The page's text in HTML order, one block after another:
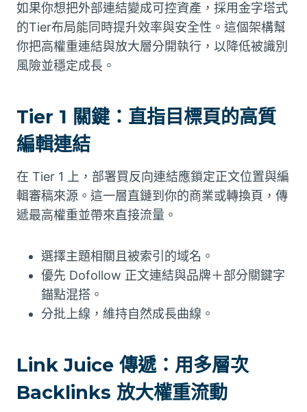
如果你想把外部連結變成可控資產，採用金字塔式
的Tier布局能同時提升效率與安全性。這個架構幫
你把高權重連結與放大層分開執行，以降低被識別
風險並穩定成長。
Tier 1 關鍵：直指目標頁的高質
編輯連結
在 Tier 1 上，部署買反向連結應鎖定正文位置與編
輯審稿來源。這一層直鏈到你的商業或轉換頁，傳
遞最高權重並帶來直接流量。
選擇主題相關且被索引的域名。
優先 Dofollow 正文連結與品牌＋部分關鍵字
錨點混搭。
分批上線，維持自然成長曲線。
Link Juice 傳遞：用多層次
Backlinks 放大權重流動